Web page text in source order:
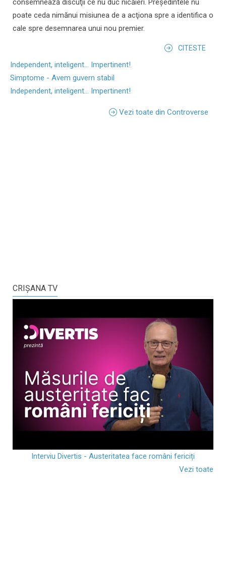
poate ceda nimănui misiunea de a acţiona spre a identifica o
cale spre desemnarea unui nou premier.
CITESTE
Independent, inteligent... Impertinent!
Simptome - Avem guvern stabil
Independent, inteligent... Impertinent!
Vezi toate din Controverse
CRIŞANA TV
Interviu Divertis - Austeritatea face români fericiți
Vezi toate